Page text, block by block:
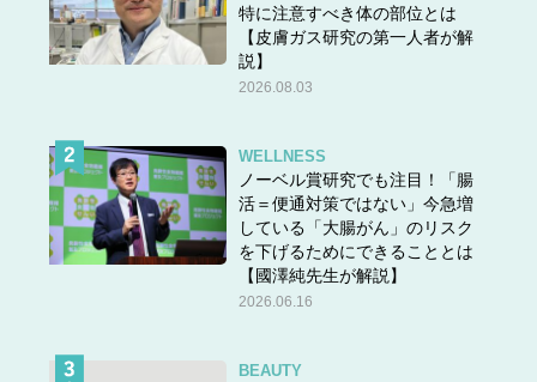
特に注意すべき体の部位とは
【皮膚ガス研究の第一人者が解
説】
2026.08.03
WELLNESS
ノーベル賞研究でも注目！「腸
活＝便通対策ではない」今急増
している「大腸がん」のリスク
を下げるためにできることとは
【國澤純先生が解説】
2026.06.16
BEAUTY